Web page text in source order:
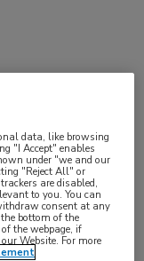
data, like browsing
"I Accept" enables
under "we and our
"Reject All" or
are disabled,
to you. You can
consent at any
bottom of the
the webpage, if
Website. For more